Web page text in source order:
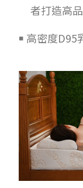
者打造高
￭ 高密度D95